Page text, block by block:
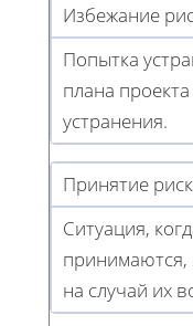
Избежание
Попытка
плана
устранения.
Принятие
Ситуация,
принимаются,
на случай их